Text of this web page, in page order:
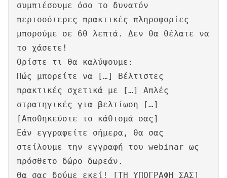
συμπιέσουμε όσο το δυνατόν
περισσότερες πρακτικές πληροφορίες
μπορούμε σε 60 λεπτά. Δεν θα θέλατε να
το χάσετε!
Ορίστε τι θα καλύψουμε:
Πώς μπορείτε να […] Βέλτιστες
πρακτικές σχετικά με […] Απλές
στρατηγικές για βελτίωση […]
[Αποθηκεύστε το κάθισμά σας]
Εάν εγγραφείτε σήμερα, θα σας
στείλουμε την εγγραφή του webinar ως
πρόσθετο δώρο δωρεάν.
Θα σας δούμε εκεί! [ΤΗ ΥΠΟΓΡΑΦΗ ΣΑΣ]